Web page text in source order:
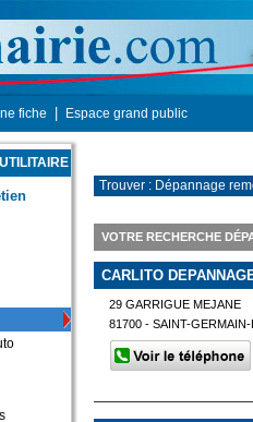
fiche Espace grand public
Trouver : Dépannage
VOTRE RECHERCHE
CARLITO
29 GARRIGUE MEJANE
81700 - SAINT-